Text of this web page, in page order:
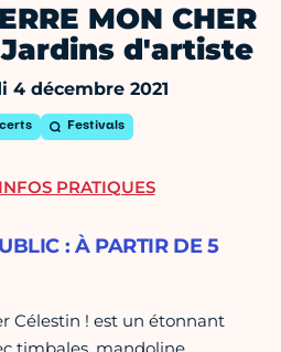
MON CHER
Jardins d'artiste
4 décembre 2021
Festivals
: À PARTIR DE 5
Célestin ! est un étonnant
PRATIQUES